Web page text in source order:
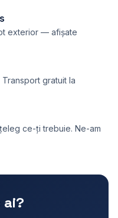
exterior — afișate
gratuit la
ce-ți trebuie. Ne-am